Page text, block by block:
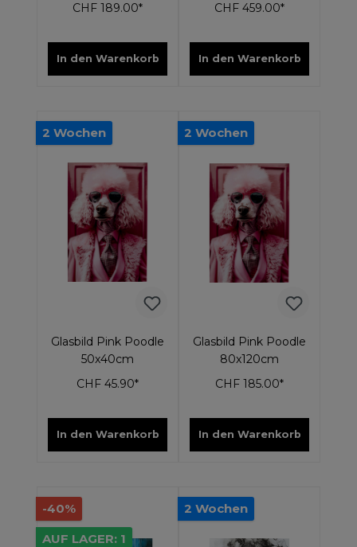
CHF 189.00*
In den Warenkorb
CHF 459.00*
In den Warenkorb
2 Wochen
Glasbild Pink Poodle
50x40cm
CHF 45.90*
In den Warenkorb
2 Wochen
Glasbild Pink Poodle
80x120cm
CHF 185.00*
In den Warenkorb
-40%
AUF LAGER: 1
2 Wochen